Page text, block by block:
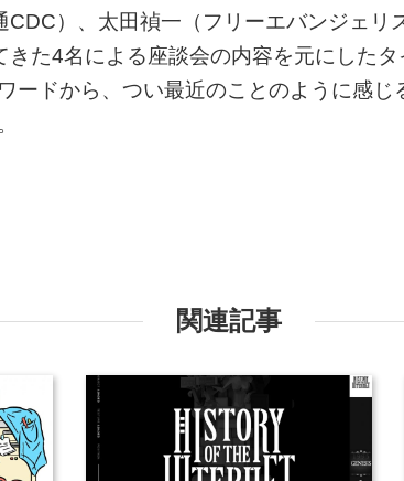
CDC）、太田禎一（フリーエバンジェリ
た4名による座談会の内容を元にした
ードから、つい最近のことのように感
関連記事